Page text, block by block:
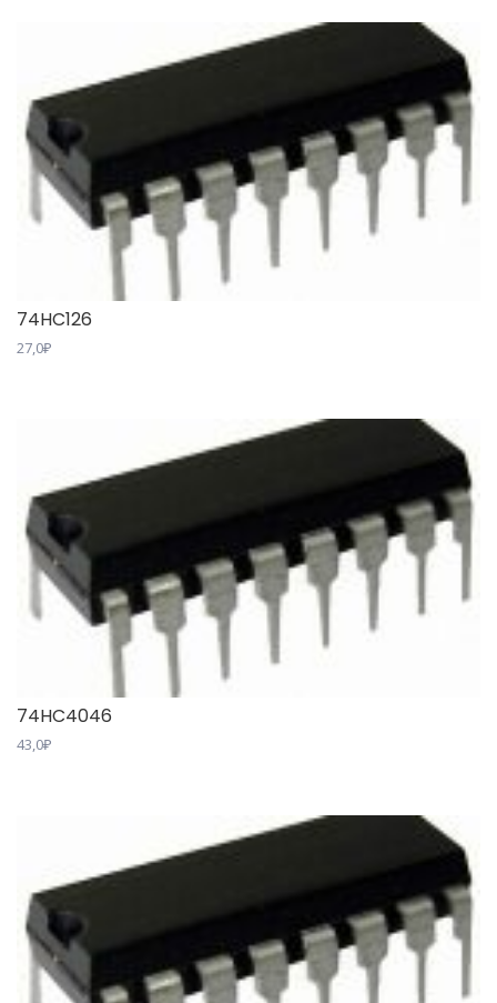
74HC126
27,0₽
74HC4046
43,0₽